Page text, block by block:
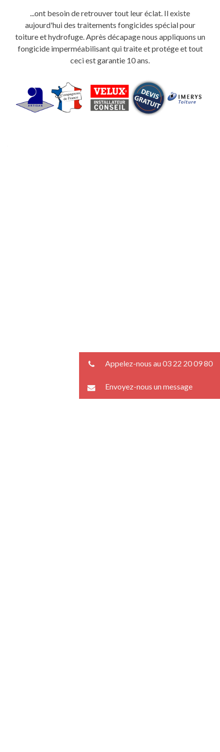
...ont besoin de retrouver tout leur éclat. Il existe
aujourd'hui des traitements fongicides spécial pour
toiture et hydrofuge. Après décapage nous appliquons un
fongicide imperméabilisant qui traite et protége et tout
ceci est garantie 10 ans.
Appelez-nous au 03 22 20 09 80
Envoyez-nous un message